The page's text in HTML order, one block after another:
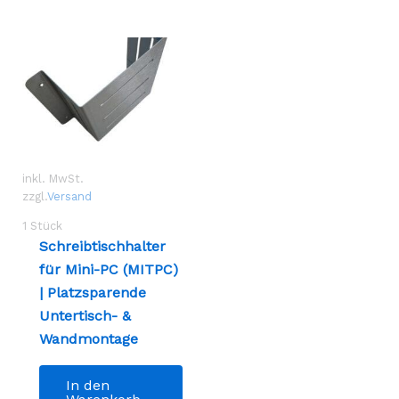
inkl. MwSt.
zzgl.Versand
1 Stück
Schreibtischhalter
für Mini-PC (MITPC)
| Platzsparende
Untertisch- &
Wandmontage
In den